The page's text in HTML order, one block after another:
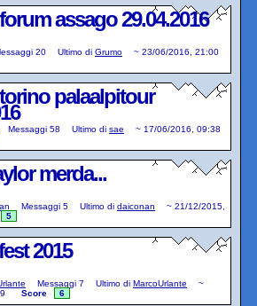
assago 29.04.2016
20 Ultimo di Grumo ~ 23/06/2016, 21:00
palaalpitour
Messaggi 58 Ultimo di sae ~ 17/06/2016, 09:38
merda...
Messaggi 5 Ultimo di daiconan ~ 21/12/2015,
5
2015
Messaggi 7 Ultimo di MarcoUrlante
~
Score 6